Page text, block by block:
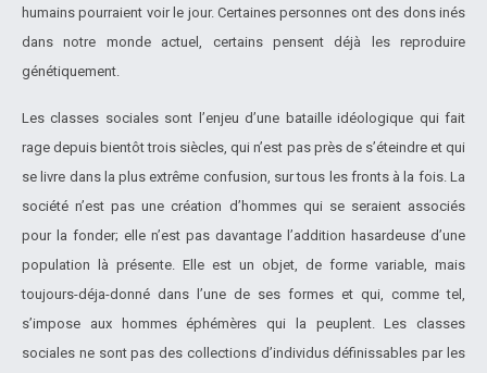
humains pourraient voir le jour. Certaines personnes ont des dons inés
dans notre monde actuel, certains pensent déjà les reproduire
génétiquement.
Les classes sociales sont l’enjeu d’une bataille idéologique qui fait
rage depuis bientôt trois siècles, qui n’est pas près de s’éteindre et qui
se livre dans la plus extrême confusion, sur tous les fronts à la fois. La
société n’est pas une création d’hommes qui se seraient associés
pour la fonder; elle n’est pas davantage l’addition hasardeuse d’une
population là présente. Elle est un objet, de forme variable, mais
toujours-déja-donné dans l’une de ses formes et qui, comme tel,
s’impose aux hommes éphémères qui la peuplent. Les classes
sociales ne sont pas des collections d’individus définissables par les